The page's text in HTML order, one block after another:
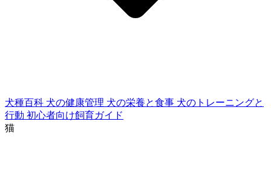
犬種百科 犬の健康管理 犬の栄養と食事 犬のトレーニングと
行動 初心者向け飼育ガイド
猫